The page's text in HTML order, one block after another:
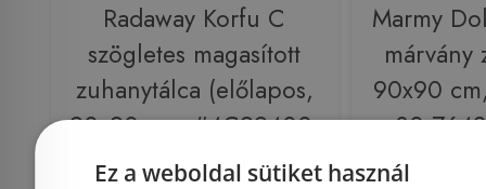
Radaway Korfu C
szögletes magasított
zuhanytálca (előlapos,
90x90 cm, #4C99400-
03)
Marmy
márvány
90x90
80
Ez a weboldal sütiket használ